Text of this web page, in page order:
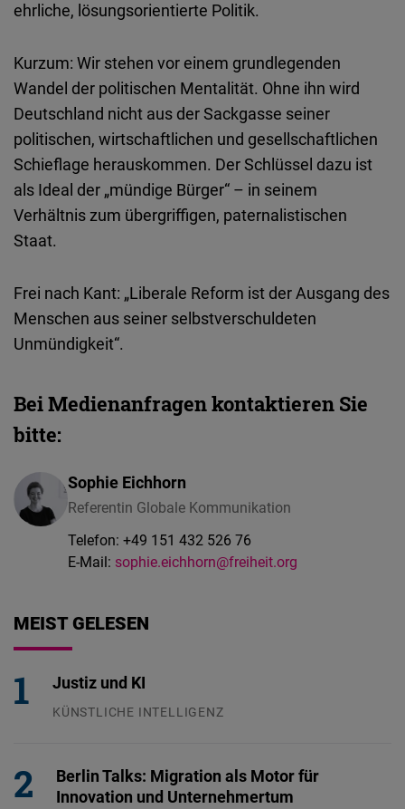
ehrliche, lösungsorientierte Politik.
Kurzum: Wir stehen vor einem grundlegenden
Wandel der politischen Mentalität. Ohne ihn wird
Deutschland nicht aus der Sackgasse seiner
politischen, wirtschaftlichen und gesellschaftlichen
Schieflage herauskommen. Der Schlüssel dazu ist
als Ideal der „mündige Bürger“ – in seinem
Verhältnis zum übergriffigen, paternalistischen
Staat.
Frei nach Kant: „Liberale Reform ist der Ausgang des
Menschen aus seiner selbstverschuldeten
Unmündigkeit“.
Bei Medienanfragen kontaktieren Sie
bitte:
Sophie Eichhorn
Referentin Globale Kommunikation
Telefon: +49 151 432 526 76
E-Mail: sophie.eichhorn@freiheit.org
MEIST GELESEN
Justiz und KI
KÜNSTLICHE INTELLIGENZ
Berlin Talks: Migration als Motor für
Innovation und Unternehmertum